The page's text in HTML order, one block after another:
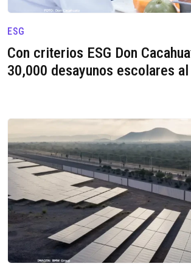
ESG
Con criterios ESG Don
30,000 desayunos escolares